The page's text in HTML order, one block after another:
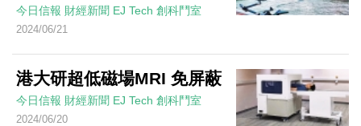
今日信報 財經新聞 EJ Tech 創科鬥室
2024/06/21
港大研超低磁場MRI 免屏蔽
今日信報 財經新聞 EJ Tech 創科鬥室
2024/06/20